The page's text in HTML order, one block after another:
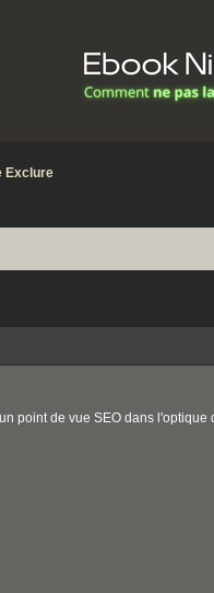
Exclure
point de vue SEO dans